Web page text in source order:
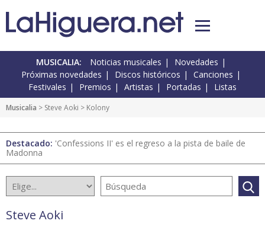
MUSICALIA: Noticias musicales
Novedades
Próximas novedades
Discos históricos
Canciones
Festivales
Premios Artistas Portadas Listas
Musicalia > Steve Aoki > Kolony
Destacado: 'Confessions II' es el regreso a la pista de baile de
Madonna
Steve Aoki